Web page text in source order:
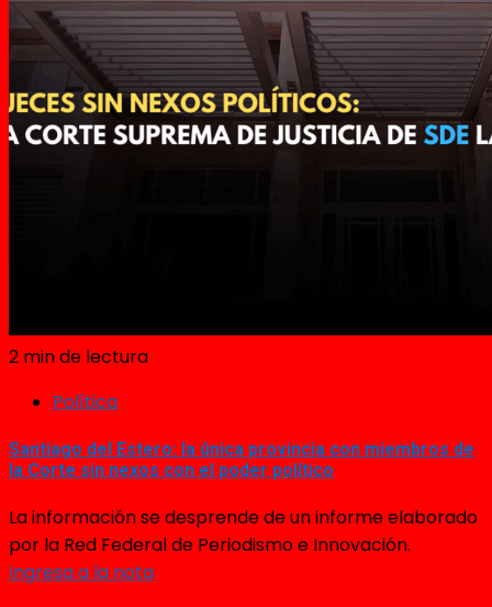
2 min de lectura
Política
Santiago del Estero: la única provincia con miembros de
la Corte sin nexos con el poder político
La información se desprende de un informe elaborado
por la Red Federal de Periodismo e Innovación.
Ingresa a la nota